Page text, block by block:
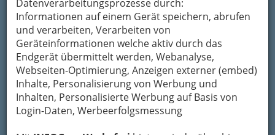
Datenverarbeitungsprozesse durch:
Informationen auf einem Gerät speichern, abrufen
und verarbeiten, Verarbeiten von
Geräteinformationen welche aktiv durch das
Endgerät übermittelt werden, Webanalyse,
Webseiten-Optimierung, Anzeigen externer (embed)
Inhalte, Personalisierung von Werbung und
Inhalten, Personalisierte Werbung auf Basis von
Login-Daten, Werbeerfolgsmessung
können Österreicher angesichts der
Kriegsgefahr aus Russland für den Ernstfall
vorsorgen?